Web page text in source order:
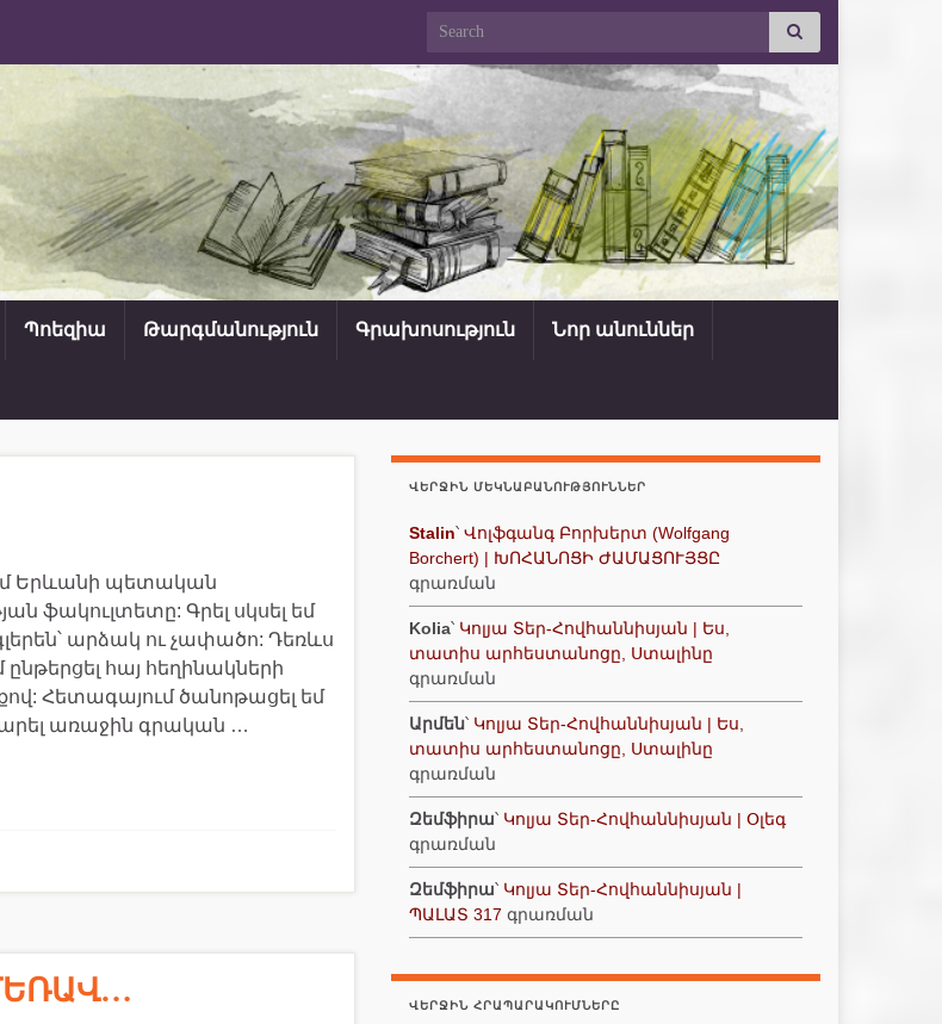
Search for:
Պոեզիա Թարգմանություն Գրախոսություն Նոր անուններ
եմ Երևանի պետական
ֆակուլտետը: Գրել սկսել եմ
արձակ ու չափածո: Դեռևս
հայ հեղինակների
Հետագայում ծանոթացել եմ
առաջին գրական …
ՎԵՐՋԻՆ ՄԵԿՆԱԲԱՆՈՒԹՅՈՒՆՆԵՐ
Stalin՝ Վոլֆգանգ Բորխերտ (Wolfgang
Borchert) | ԽՈՀԱՆՈՑԻ ԺԱՄԱՑՈՒՅՑԸ
գրառման
Kolia՝ Կոլյա Տեր-Հովհաննիսյան | Ես,
տատիս արհեստանոցը, Ստալինը
գրառման
Արմեն՝ Կոլյա Տեր-Հովհաննիսյան | Ես,
տատիս արհեստանոցը, Ստալինը
գրառման
Զեմֆիրա՝ Կոլյա Տեր-Հովհաննիսյան | Օլեգ
գրառման
Զեմֆիրա՝ Կոլյա Տեր-Հովհաննիսյան |
ՊԱԼԱՏ 317 գրառման
ՎԵՐՋԻՆ ՀՐԱՊԱՐԱԿՈՒՄՆԵՐԸ